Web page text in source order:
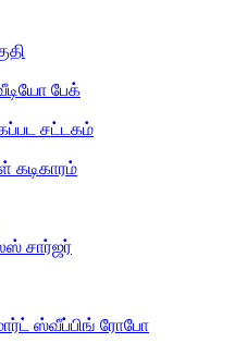
பேக்
சட்டகம்
கடிகாரம்
சார்ஜர்
ஸ்வீப்பிங் ரோபோ